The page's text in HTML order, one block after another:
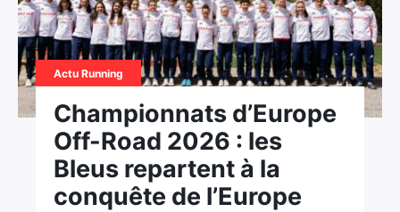
Actu Running
Championnats d’Europe
Off-Road 2026 : les
Bleus repartent à la
conquête de l’Europe